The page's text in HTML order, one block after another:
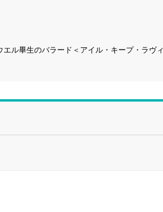
ル畢生のバラード＜アイル・キープ・ラヴ